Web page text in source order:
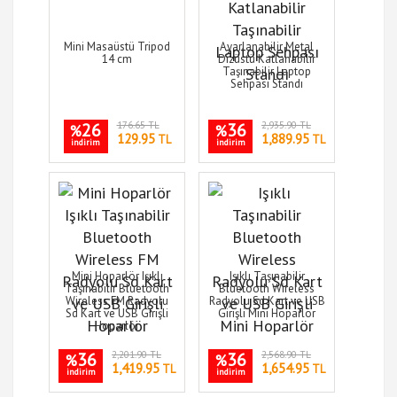
Mini Masaüstü Tripod
14 cm
%26
indirim
176.65 TL
129.95TL
Ayarlanabilir Metal
Dizüstü Katlanabilir
Taşınabilir Laptop
Sehpası Standı
%36
indirim
2,935.90 TL
1,889.95 TL
Mini Hoparlör Işıklı
Taşınabilir Bluetooth
Wireless FM Radyolu
Sd Kart ve USB Girişli
Hoparlör
%36
indirim
2,201.90 TL
1,419.95 TL
Işıklı Taşınabilir
Bluetooth Wireless
Radyolu Sd Kart ve USB
Girişli Mini Hoparlör
%36
indirim
2,568.90 TL
1,654.95 TL